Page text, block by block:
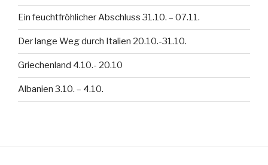
Ein feuchtfröhlicher Abschluss 31.10. – 07.11.
Der lange Weg durch Italien 20.10.-31.10.
Griechenland 4.10.- 20.10
Albanien 3.10. – 4.10.